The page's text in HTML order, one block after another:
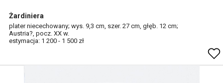
Żardiniera
plater niecechowany; wys. 9,3 cm, szer. 27 cm, głęb. 12 cm;
Austria?, pocz. XX w.
estymacja: 1 200 - 1 500 zł